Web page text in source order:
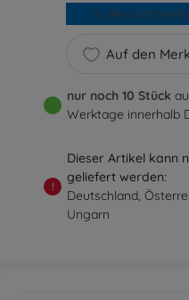
Auf den
In den
nur noch 10 Stück
Werktage innerhalb
!
Dieser Artikel kann
geliefert werden:
Deutschland,
Ungarn